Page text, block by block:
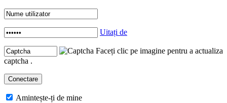
Uitați de
Faceți clic pe imagine pentru a actualiza
captcha .
Amintește-ți de mine